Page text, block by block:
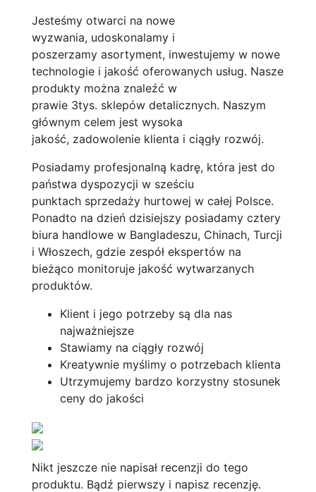
Jesteśmy otwarci na nowe
wyzwania, udoskonalamy i
poszerzamy asortyment, inwestujemy w nowe
technologie i jakość oferowanych usług. Nasze
produkty można znaleźć w
prawie 3tys. sklepów detalicznych. Naszym
głównym celem jest wysoka
jakość, zadowolenie klienta i ciągły rozwój.
Posiadamy profesjonalną kadrę, która jest do
państwa dyspozycji w sześciu
punktach sprzedaży hurtowej w całej Polsce.
Ponadto na dzień dzisiejszy posiadamy cztery
biura handlowe w Bangladeszu, Chinach, Turcji
i Włoszech, gdzie zespół ekspertów na
bieżąco monitoruje jakość wytwarzanych
produktów.
Klient i jego potrzeby są dla nas
najważniejsze
Stawiamy na ciągły rozwój
Kreatywnie myślimy o potrzebach klienta
Utrzymujemy bardzo korzystny stosunek
ceny do jakości
Nikt jeszcze nie napisał recenzji do tego
produktu. Bądź pierwszy i napisz recenzję.